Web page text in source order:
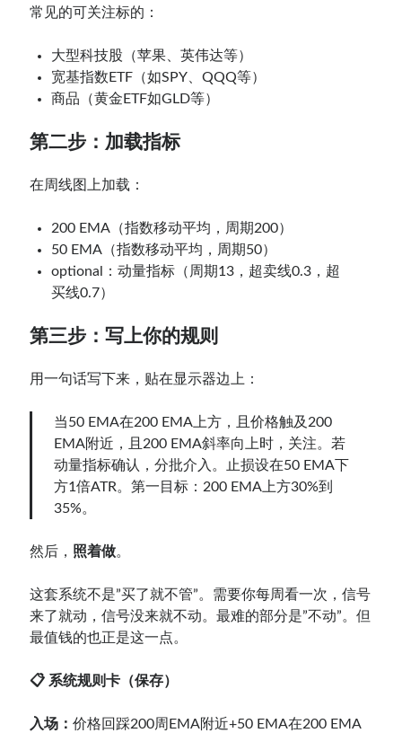
常见的可关注标的：
大型科技股（苹果、英伟达等）
宽基指数ETF（如SPY、QQQ等）
商品（黄金ETF如GLD等）
第二步：加载指标
在周线图上加载：
200 EMA（指数移动平均，周期200）
50 EMA（指数移动平均，周期50）
optional：动量指标（周期13，超卖线0.3，超
买线0.7）
第三步：写上你的规则
用一句话写下来，贴在显示器边上：
当50 EMA在200 EMA上方，且价格触及200
EMA附近，且200 EMA斜率向上时，关注。若
动量指标确认，分批介入。止损设在50 EMA下
方1倍ATR。第一目标：200 EMA上方30%到
35%。
然后， 照着做。
这套系统不是”买了就不管”。需要你每周看一次，信号
来了就动，信号没来就不动。最难的部分是”不动”。但
最值钱的也正是这一点。
📋 系统规则卡（保存）
入场：价格回踩200周EMA附近+50 EMA在200 EMA